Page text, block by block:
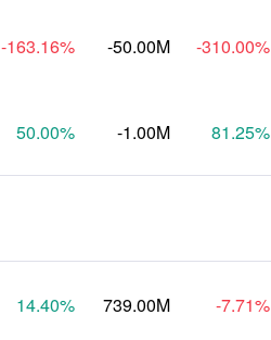
-163.16% -50.00M -310.00%
50.00% -1.00M 81.25%
14.40% 739.00M -7.71%